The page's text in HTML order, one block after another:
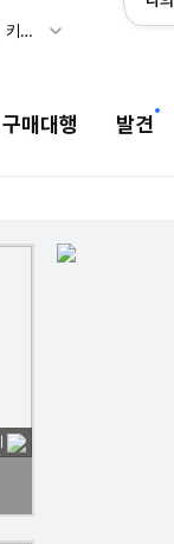
메이시스) 폴로, 타미힐피거 등 인기 키즈 브랜드 최대 50% 할인!
구매대행 발견